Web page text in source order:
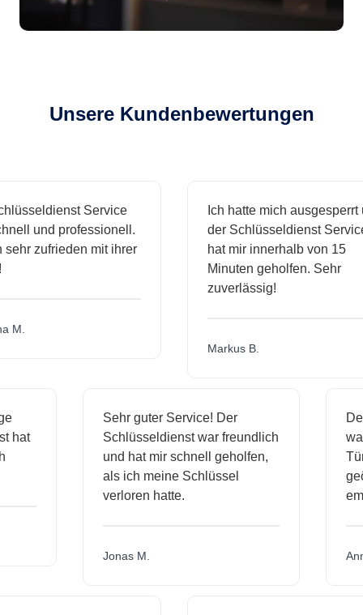
Unsere Kundenbewertungen
Service
und professionell.
zufrieden mit ihrer
Ich hatte mich ausgesperrt
der Schlüsseldienst Service
hat mir innerhalb von 15
Minuten geholfen. Sehr
zuverlässig!
Markus B.
hat
Sehr guter Service! Der
Schlüsseldienst war freundlich
und hat mir schnell geholfen,
als ich meine Schlüssel
verloren hatte.
Jonas M.